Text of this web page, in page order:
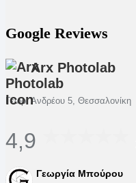
Google Reviews
Arx Photolab
Γεωρ. Ανδρέου 5, Θεσσαλονίκη
4,9
Γεωργία Μπούρου